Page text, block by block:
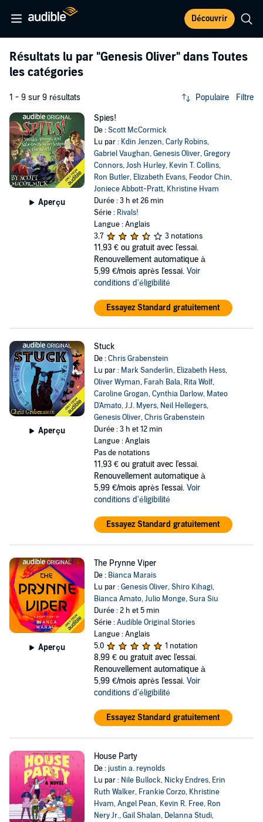
Découvrir
Résultats lu par "Genesis Oliver" dans Toutes
les catégories
1 - 9 sur 9 résultats Populaire Filtre
Aperçu
Spies!
De :Scott McCormick
Lu par : Kdin Jenzen,Carly Robins,
Gabriel Vaughan,Genesis Oliver,Gregory
Connors,Josh Hurley, Kevin T. Collins,
Ron Butler, Elizabeth Evans, Feodor Chin,
Joniece Abbott-Pratt, Khristine Hvam
Durée : 3 h et 26 min
Série : Rivals!
Langue : Anglais
3,7
3 notations
11,93 € ou gratuit avec l'essai.
Renouvellement automatique à
5,99 €/mois après l'essai. Voir
conditions d'éligibilité
Essayez Standard gratuitement
Aperçu
Stuck
De :Chris Grabenstein
Lu par : Mark Sanderlin, Elizabeth Hess,
Oliver Wyman, Farah Bala, Rita Wolf,
Caroline Grogan,Cynthia Darlow, Mateo
D'Amato,J.J. Myers, Neil Hellegers,
Genesis Oliver,Chris Grabenstein
Durée : 3 h et 12 min
Langue : Anglais
Pas de notations
11,93 € ou gratuit avec l'essai.
Renouvellement automatique à
5,99 €/mois après l'essai. Voir
conditions d'éligibilité
Essayez Standard gratuitement
Aperçu
The Prynne Viper
De : Bianca Marais
Lu par :Genesis Oliver,Shiro Kihagi,
Bianca Amato,Julio Monge,Sura Siu
Durée : 2 h et 5 min
Série :Audible Original Stories
Langue : Anglais
5,0
1 notation
8,99 € ou gratuit avec l'essai.
Renouvellement automatique à
5,99 €/mois après l'essai. Voir
conditions d'éligibilité
Essayez Standard gratuitement
House Party
De : justin a. reynolds
Lu par : Nile Bullock, Nicky Endres, Erin
Ruth Walker, Frankie Corzo, Khristine
Hvam,Angel Pean, Kevin R. Free, Ron
Nery Jr.,Gail Shalan, Delanna Studi,